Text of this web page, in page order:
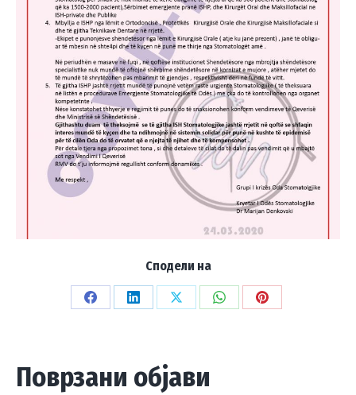
Сподели на
Share
Share
Share
Share
Share
Поврзани објави